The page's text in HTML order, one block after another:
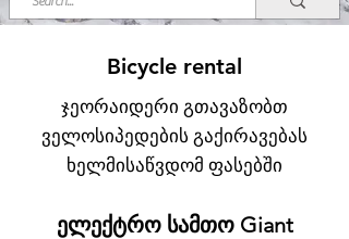
Bicycle rental
ჯეორაიდერი გთავაზობთ
ველოსიპედების გაქირავებას
ხელმისაწვდომ ფასებში
ელექტრო სამთო Giant